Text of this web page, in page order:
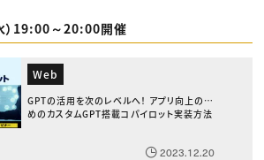
）19:00～20:00開催
Web
GPTの活用を次のレベルへ！ アプリ向上のた
めのカスタムGPT搭載コパイロット実装方法
2023.12.20